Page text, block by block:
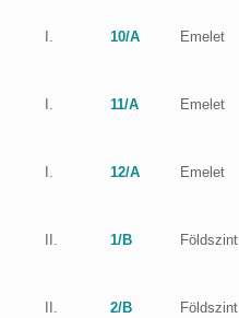
I. 10/A Emelet
I. 11/A Emelet
I. 12/A Emelet
II. 1/B Földszint
II. 2/B Földszint